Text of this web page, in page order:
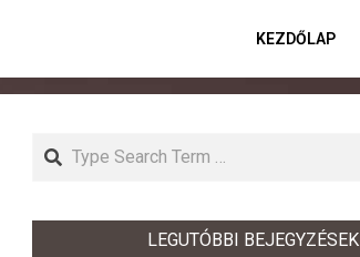
KEZDŐLAP
Search
LEGUTÓBBI BEJEGYZÉSEK